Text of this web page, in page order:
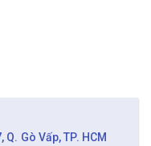
Gò Vấp, TP. HCM